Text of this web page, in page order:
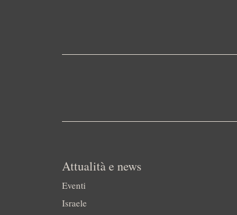
Attualità e news
Eventi
Israele